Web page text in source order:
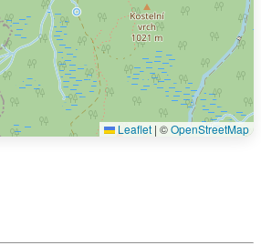
Leaflet | ©OpenStreetMap